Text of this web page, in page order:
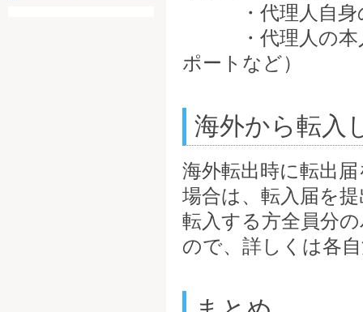
・代理人自身
・代理人の本人
ポートなど）
海外から転入
海外転出時に転出
場合は、転入届を
転入する方全員分
ので、詳しくは各